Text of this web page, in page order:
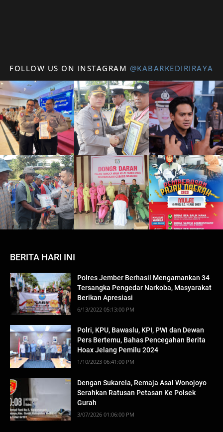
FOLLOW US ON INSTAGRAM @KABARKEDIRIRAYA
BERITA HARI INI
Polres Jember Berhasil Mengamankan 34
Tersangka Pengedar Narkoba, Masyarakat
Berikan Apresiasi
6/13/2022 05:13:00 PM
Polri, KPU, Bawaslu, KPI, PWI dan Dewan
Pers Bertemu, Bahas Pencegahan Berita
Hoax Jelang Pemilu 2024
1/10/2023 06:41:00 PM
Dengan Sukarela, Remaja Asal Wonojoyo
Serahkan Ratusan Petasan Ke Polsek
Gurah
3/07/2026 01:06:00 PM